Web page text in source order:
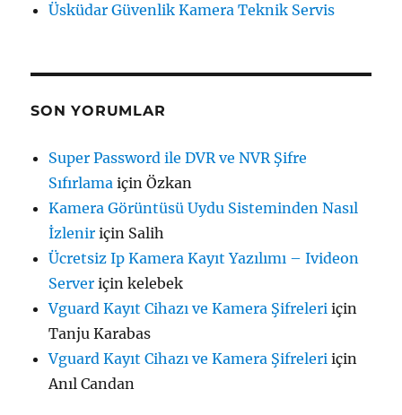
Üsküdar Güvenlik Kamera Teknik Servis
SON YORUMLAR
Super Password ile DVR ve NVR Şifre
Sıfırlama içinÖzkan
Kamera Görüntüsü Uydu Sisteminden Nasıl
İzlenir için Salih
Ücretsiz Ip Kamera Kayıt Yazılımı – Ivideon
Server içinkelebek
Vguard Kayıt Cihazı ve Kamera Şifreleri için
Tanju Karabas
Vguard Kayıt Cihazı ve Kamera Şifreleri için
Anıl Candan